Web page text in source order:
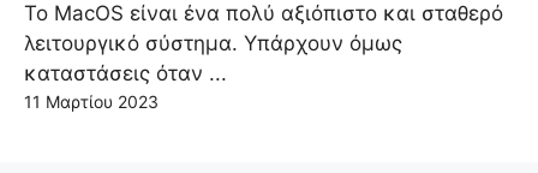
Το MacOS είναι ένα πολύ αξιόπιστο και σταθερό
λειτουργικό σύστημα. Υπάρχουν όμως
καταστάσεις όταν ...
11 Μαρτίου 2023